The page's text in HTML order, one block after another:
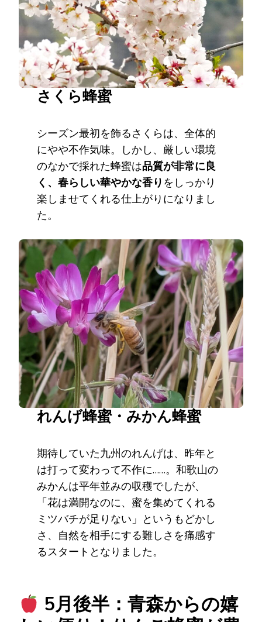
さくら蜂蜜
シーズン最初を飾るさくらは、全体的
にやや不作気味。しかし、厳しい環境
のなかで採れた蜂蜜は品質が非常に良
く、春らしい華やかな香り をしっかり
楽しませてくれる仕上がりになりまし
た。
れんげ蜂蜜・みかん蜂蜜
期待していた九州のれんげは、昨年と
は打って変わって不作に……。和歌山の
みかんは平年並みの収穫でしたが、
「花は満開なのに、蜜を集めてくれる
ミツバチが足りない」というもどかし
さ、自然を相手にする難しさを痛感す
るスタートとなりました。
5月後半：青森からの嬉